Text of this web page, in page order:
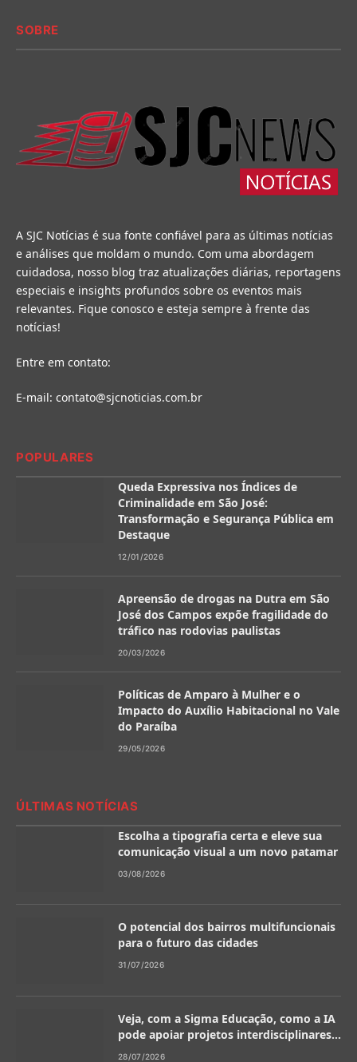
SOBRE
A SJC Notícias é sua fonte confiável para as últimas notícias
e análises que moldam o mundo. Com uma abordagem
cuidadosa, nosso blog traz atualizações diárias, reportagens
especiais e insights profundos sobre os eventos mais
relevantes. Fique conosco e esteja sempre à frente das
notícias!
Entre em contato:
E-mail: contato@sjcnoticias.com.br
POPULARES
Queda Expressiva nos Índices de
Criminalidade em São José:
Transformação e Segurança Pública em
Destaque
12/01/2026
Apreensão de drogas na Dutra em São
José dos Campos expõe fragilidade do
tráfico nas rodovias paulistas
20/03/2026
Políticas de Amparo à Mulher e o
Impacto do Auxílio Habitacional no Vale
do Paraíba
29/05/2026
ÚLTIMAS NOTÍCIAS
Escolha a tipografia certa e eleve sua
comunicação visual a um novo patamar
03/08/2026
O potencial dos bairros multifuncionais
para o futuro das cidades
31/07/2026
Veja, com a Sigma Educação, como a IA
pode apoiar projetos interdisciplinares
na escola
28/07/2026